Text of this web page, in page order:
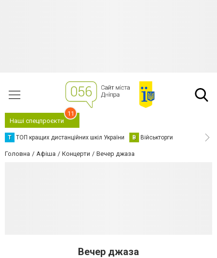
Наші спецпроєкти
11
Т ТОП кращих дистанційних шкіл України В Військторги
Головна Афіша Концерти Вечер джаза
Вечер джаза